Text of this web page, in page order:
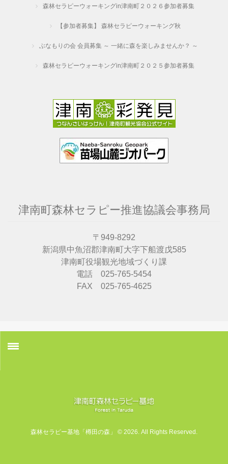
森林セラピーウォーキングin津南町２０２６参加者募集
【参加者募集】 森林セラピーウォーキング秋
ぶなもりの会 会員募集 ～ 一緒に森を楽しみませんか？ ～
森林セラピーウォーキングin津南町２０２５参加者募集
津南町森林セラピー推進協議会事務局
〒949-8292
新潟県中魚沼郡津南町大字下船渡戊585
津南町役場観光地域づくり課
電話 025-765-5454
FAX 025-765-4625
森林セラピー基地「樽田の森」 © 2026. All Rights Reserved.